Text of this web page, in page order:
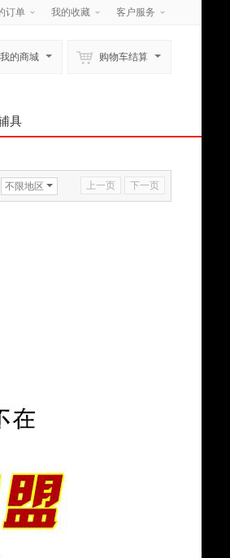
订单 我的收藏 客户服务
我的商城 购物车结算
具
上一页 下一页
不限地区